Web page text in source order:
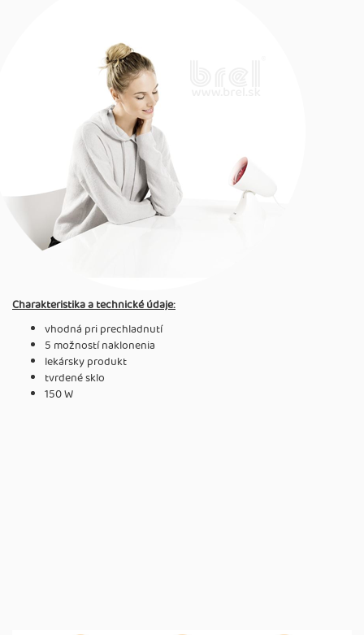
Charakteristika a technické údaje:
vhodná pri prechladnutí
5 možností naklonenia
lekársky produkt
tvrdené sklo
150 W